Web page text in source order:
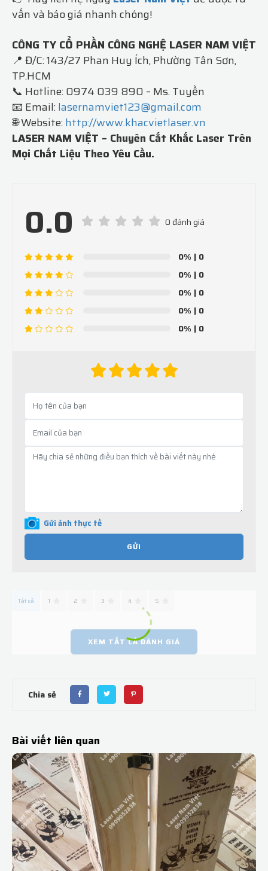
vấn và báo giá nhanh chóng!
CÔNG TY CỔ PHẦN CÔNG NGHỆ LASER NAM VIỆT
📍 Đ/C: 143/27 Phan Huy Ích, Phường Tân Sơn,
TP.HCM
📞 Hotline: 0974 039 890 – Ms. Tuyền
📧 Email:lasernamviet123@gmail.com
🌐 Website:http://www.khacvietlaser.vn
LASER NAM VIỆT – Chuyên Cắt Khắc Laser Trên
Mọi Chất Liệu Theo Yêu Cầu.
0.0 0 đánh giá
0% | 0
0% | 0
0% | 0
0% | 0
0% | 0
Gửi ảnh thực tế
GỬI
Tất cả 1 2 3 4 5
XEM TẤT CẢ ĐÁNH GIÁ
Chia sẻ
Bài viết liên quan